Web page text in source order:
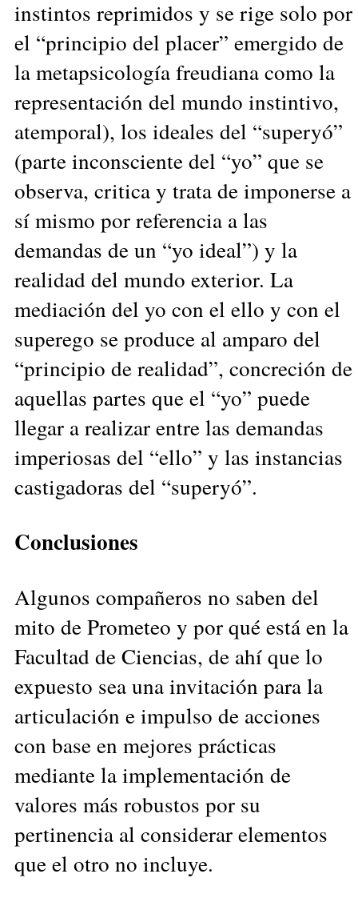
instintos reprimidos y se rige solo por
el “principio del placer” emergido de
la metapsicología freudiana como la
representación del mundo instintivo,
atemporal), los ideales del “superyó”
(parte inconsciente del “yo” que se
observa, critica y trata de imponerse a
sí mismo por referencia a las
demandas de un “yo ideal”) y la
realidad del mundo exterior. La
mediación del yo con el ello y con el
superego se produce al amparo del
“principio de realidad”, concreción de
aquellas partes que el “yo” puede
llegar a realizar entre las demandas
imperiosas del “ello” y las instancias
castigadoras del “superyó”.
Conclusiones
Algunos compañeros no saben del
mito de Prometeo y por qué está en la
Facultad de Ciencias, de ahí que lo
expuesto sea una invitación para la
articulación e impulso de acciones
con base en mejores prácticas
mediante la implementación de
valores más robustos por su
pertinencia al considerar elementos
que el otro no incluye.